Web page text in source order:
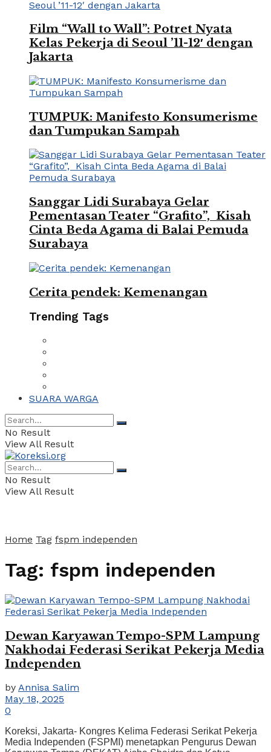
Film “Wall to Wall”: Potret Nyata
Kelas Pekerja di Seoul ’11-12′ dengan
Jakarta
TUMPUK: Manifesto Konsumerisme
dan Tumpukan Sampah
Sanggar Lidi Surabaya Gelar
Pementasan Teater “Grafito”, Kisah
Cinta Beda Agama di Balai Pemuda
Surabaya
Cerita pendek: Kemenangan
Trending Tags
SUARA WARGA
No Result
View All Result
No Result
View All Result
Home Tag fspm independen
Tag: fspm independen
Dewan Karyawan Tempo-SPM Lampung
Nakhodai Federasi Serikat Pekerja Media
Independen
by Annisa Salim
May 18, 2025
0
Koreksi, Jakarta- Kongres Kelima Federasi Serikat Pekerja
Media Independen (FSPMI) menetapkan Pengurus Dewan